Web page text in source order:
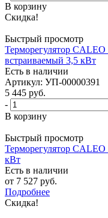
В корзину
Скидка!
Быстрый просмотр
Терморегулятор
встраиваемый 3,5 кВт
Есть в наличии
Артикул: УП-00000391
5 445 руб.
-
В корзину
Быстрый просмотр
Терморегулятор
кВт
Есть в наличии
от 7 527 руб.
Подробнее
Скидка!